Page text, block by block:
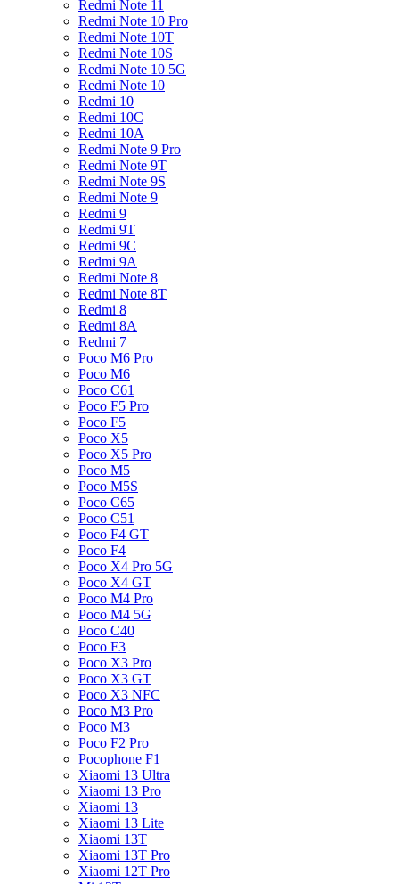
Redmi Note 11
Redmi Note 10 Pro
Redmi Note 10T
Redmi Note 10S
Redmi Note 10 5G
Redmi Note 10
Redmi 10
Redmi 10C
Redmi 10A
Redmi Note 9 Pro
Redmi Note 9T
Redmi Note 9S
Redmi Note 9
Redmi 9
Redmi 9T
Redmi 9C
Redmi 9A
Redmi Note 8
Redmi Note 8T
Redmi 8
Redmi 8A
Redmi 7
Poco M6 Pro
Poco M6
Poco C61
Poco F5 Pro
Poco F5
Poco X5
Poco X5 Pro
Poco M5
Poco M5S
Poco C65
Poco C51
Poco F4 GT
Poco F4
Poco X4 Pro 5G
Poco X4 GT
Poco M4 Pro
Poco M4 5G
Poco C40
Poco F3
Poco X3 Pro
Poco X3 GT
Poco X3 NFC
Poco M3 Pro
Poco M3
Poco F2 Pro
Pocophone F1
Xiaomi 13 Ultra
Xiaomi 13 Pro
Xiaomi 13
Xiaomi 13 Lite
Xiaomi 13T
Xiaomi 13T Pro
Xiaomi 12T Pro